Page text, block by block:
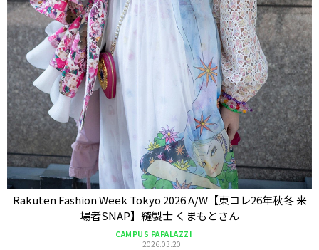
Rakuten Fashion Week Tokyo 2026 A/W【東コレ26年秋冬 来
場者SNAP】縫製士 くまもとさん
CAMPUS PAPALAZZI
2026.03.20